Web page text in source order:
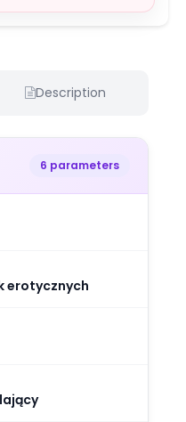
Description
6 parameters
erotycznych